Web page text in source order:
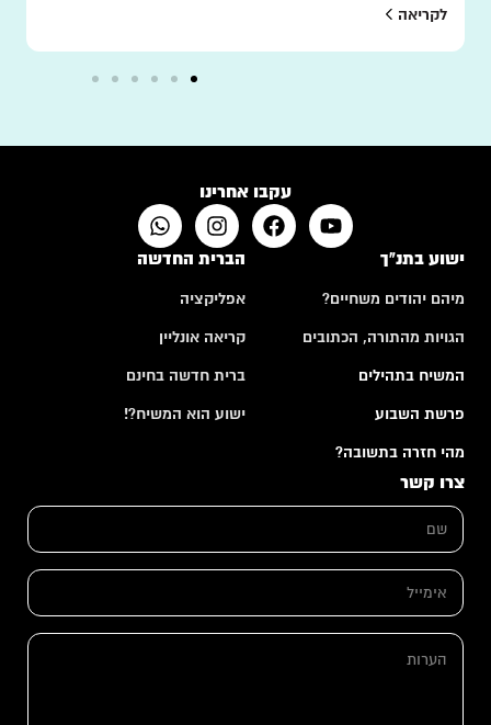
לקריאה
עקבו אחרינו
ישוע בתנ"ך
מיהם יהודים משחיים?
הגויות מהתורה, הכתובים
המשיח בתהילים
פרשת השבוע
מהי חזרה בתשובה?
הברית החדשה
אפליקציה
קריאה אונליין
ברית חדשה בחינם
ישוע הוא המשיח?!
צרו קשר
ש
*
א
מ
יה
ה